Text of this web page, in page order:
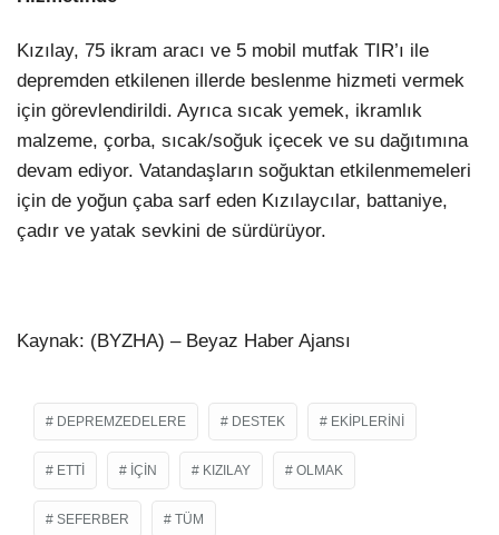
Kızılay, 75 ikram aracı ve 5 mobil mutfak TIR’ı ile
depremden etkilenen illerde beslenme hizmeti vermek
için görevlendirildi. Ayrıca sıcak yemek, ikramlık
malzeme, çorba, sıcak/soğuk içecek ve su dağıtımına
devam ediyor. Vatandaşların soğuktan etkilenmemeleri
için de yoğun çaba sarf eden Kızılaycılar, battaniye,
çadır ve yatak sevkini de sürdürüyor.
Kaynak: (BYZHA) – Beyaz Haber Ajansı
DEPREMZEDELERE DESTEK EKIPLERINI
ETTI IÇIN KIZILAY OLMAK
SEFERBER TÜM